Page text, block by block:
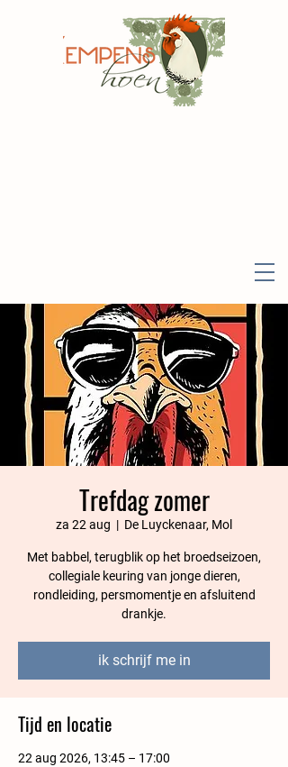
Trefdag zomer
za 22 aug
  |
De Luyckenaar, Mol
Met babbel, terugblik op het broedseizoen,
collegiale keuring van jonge dieren,
rondleiding, persmomentje en afsluitend
drankje.
ik schrijf me in
Tijd en locatie
22 aug 2026, 13:45 – 17:00